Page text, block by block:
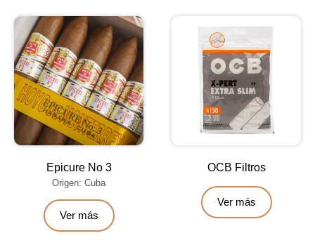
Epicure No 3
Origen: Cuba
Ver más
OCB Filtros
Ver más